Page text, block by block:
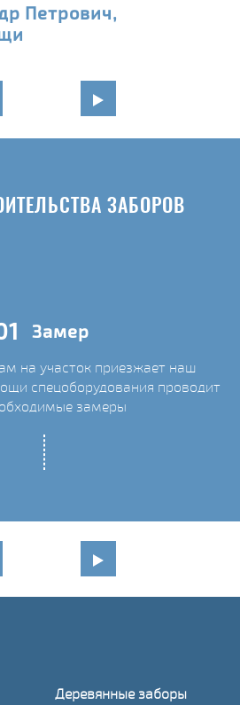
Петрович,
ЗАБОРОВ
Замер
на участок приезжает наш
спецоборудования проводит
замеры
Деревянные заборы